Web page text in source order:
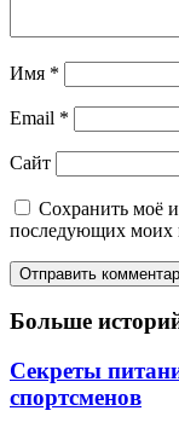
Имя *
Email *
Сайт
Сохранить моё
последующих моих
Больше
Секреты
спортсменов